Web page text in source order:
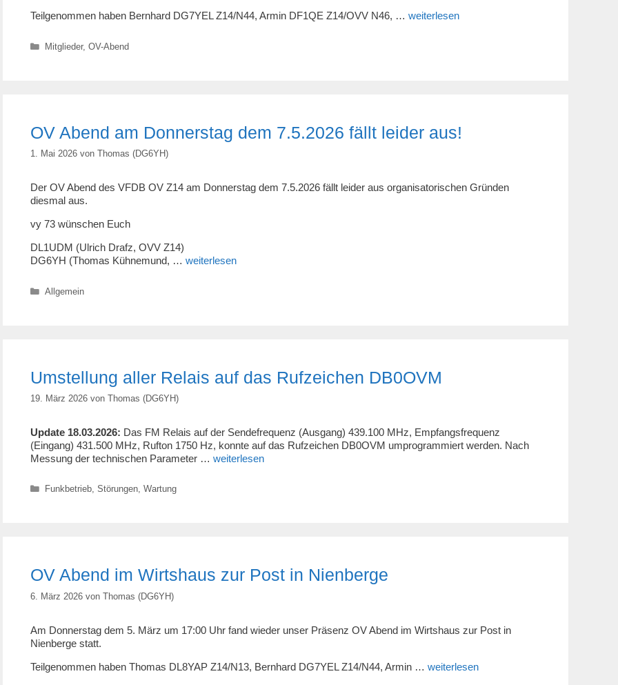
Teilgenommen haben Bernhard DG7YEL Z14/N44, Armin DF1QE Z14/OVV N46, … weiterlesen
Kategorien
Mitglieder, OV-Abend
OV Abend am Donnerstag dem 7.5.2026 fällt leider aus!
1. Mai 2026 von Thomas (DG6YH)
Der OV Abend des VFDB OV Z14 am Donnerstag dem 7.5.2026 fällt leider aus organisatorischen Gründen
diesmal aus.
vy 73 wünschen Euch
DL1UDM (Ulrich Drafz, OVV Z14)
DG6YH (Thomas Kühnemund, … weiterlesen
Kategorien
Allgemein
Umstellung aller Relais auf das Rufzeichen DB0OVM
19. März 2026 von Thomas (DG6YH)
Update 18.03.2026: Das FM Relais auf der Sendefrequenz (Ausgang) 439.100 MHz, Empfangsfrequenz
(Eingang) 431.500 MHz, Rufton 1750 Hz, konnte auf das Rufzeichen DB0OVM umprogrammiert werden. Nach
Messung der technischen Parameter … weiterlesen
Kategorien
Funkbetrieb, Störungen, Wartung
OV Abend im Wirtshaus zur Post in Nienberge
6. März 2026 von Thomas (DG6YH)
Am Donnerstag dem 5. März um 17:00 Uhr fand wieder unser Präsenz OV Abend im Wirtshaus zur Post in
Nienberge statt.
Teilgenommen haben Thomas DL8YAP Z14/N13, Bernhard DG7YEL Z14/N44, Armin … weiterlesen